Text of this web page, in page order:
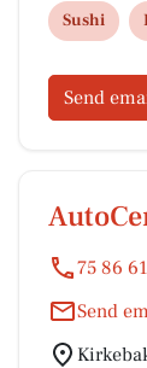
Sushi
Send
75 86
Send